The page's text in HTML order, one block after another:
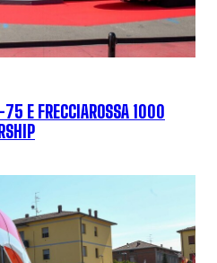
E FRECCIAROSSA 1000